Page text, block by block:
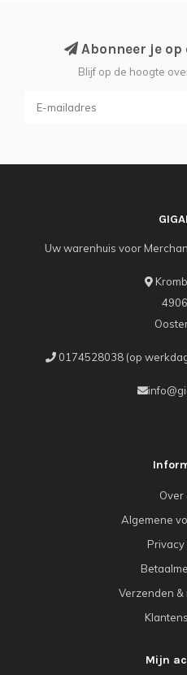
Abonneer je op
Blijf op de hoogte
Uw warenhuis voor
0174528038 (op
Over
Algemene
Privacy
Verzenden
Mijn